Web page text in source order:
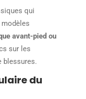
qui
modèles
avant-pied ou
sur les
blessures.
du